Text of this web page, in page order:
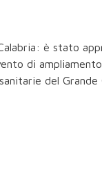
è stato
di
del Grande